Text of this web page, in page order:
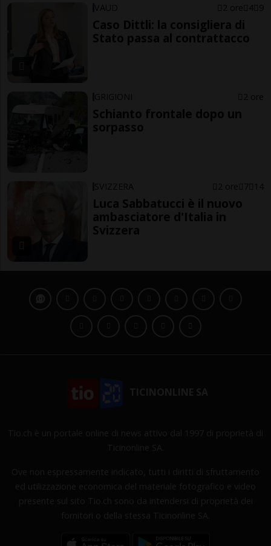
VAUD 2 ore 4 9
Caso Dittli: la consigliera di
Stato passa al contrattacco
GRIGIONI 2 ore
Schianto frontale dopo un
sorpasso
SVIZZERA 2 ore 7 14
Luca Sabbatucci è il nuovo
ambasciatore d'Italia in
Svizzera